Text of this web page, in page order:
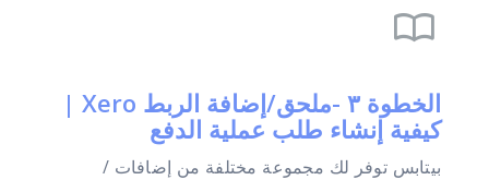
import_contacts
الخطوة ٣ -ملحق/إضافة الربط Xero |
كيفية إنشاء طلب عملية الدفع
بيتابس توفر لك مجموعة مختلفة من إضافات /